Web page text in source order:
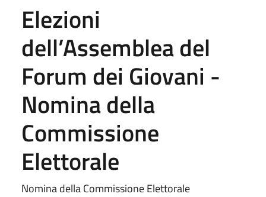
Elezioni
dell’Assemblea del
Forum dei Giovani -
Nomina della
Commissione
Elettorale
Nomina della Commissione Elettorale